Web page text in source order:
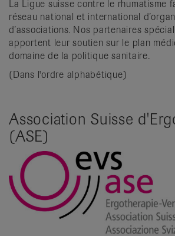
La Ligue suisse contre le rhumatisme
réseau national et international
d’associations. Nos partenaires
apportent leur soutien sur le plan
domaine de la politique sanitaire.
(Dans l'ordre alphabétique)
Association Suisse
(ASE)